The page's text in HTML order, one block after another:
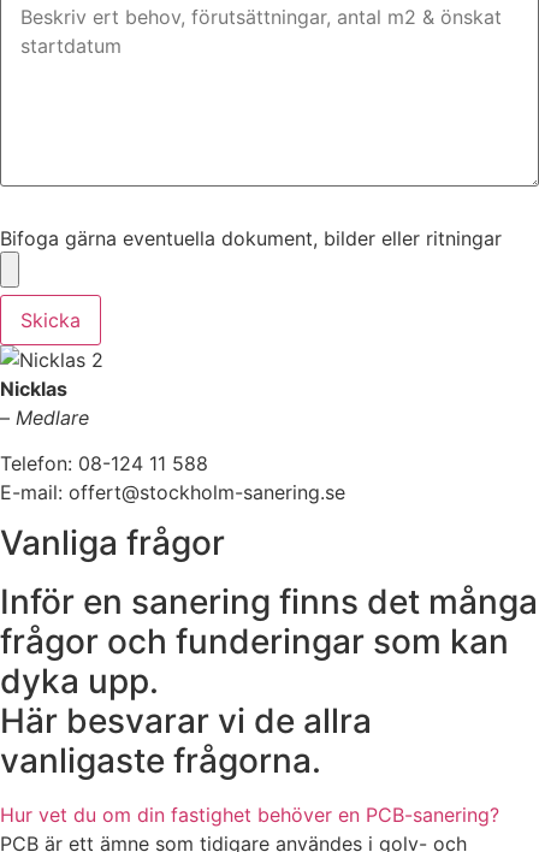
Bifoga gärna eventuella dokument, bilder eller ritningar
Skicka
Nicklas
– Medlare
Telefon: 08-124 11 588
E-mail: offert@stockholm-sanering.se
Vanliga frågor
Inför en sanering finns det många
frågor och funderingar som kan
dyka upp.
Här besvarar vi de allra
vanligaste frågorna.
Hur vet du om din fastighet behöver en PCB-sanering?
PCB är ett ämne som tidigare användes i golv- och